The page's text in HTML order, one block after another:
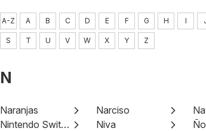
A-Z A B C D E F G H I
S T U V W X Y Z
N
Naranjas Narciso
Nintendo Switch
Niva